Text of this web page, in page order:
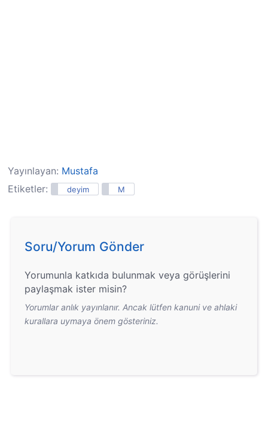
Yayınlayan: Mustafa
Etiketler:
deyim M
Soru/Yorum Gönder
Yorumunla katkıda bulunmak veya görüşlerini
paylaşmak ister misin?
Yorumlar anlık yayınlanır. Ancak lütfen kanuni ve ahlaki
kurallara uymaya önem gösteriniz.